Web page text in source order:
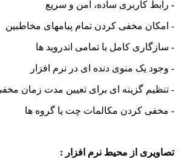
کاربری ساده، امن و سریع
مخفی کردن تمام پیامهای مخاطبین
کامل با تمامی اندروید ها
یک منوی دنده ای در نرم افزار
گزینه ای برای تعیین مدت زمان مخفی بودن
کردن مکالمات چت یا گروه ها
از محیط نرم افزار :